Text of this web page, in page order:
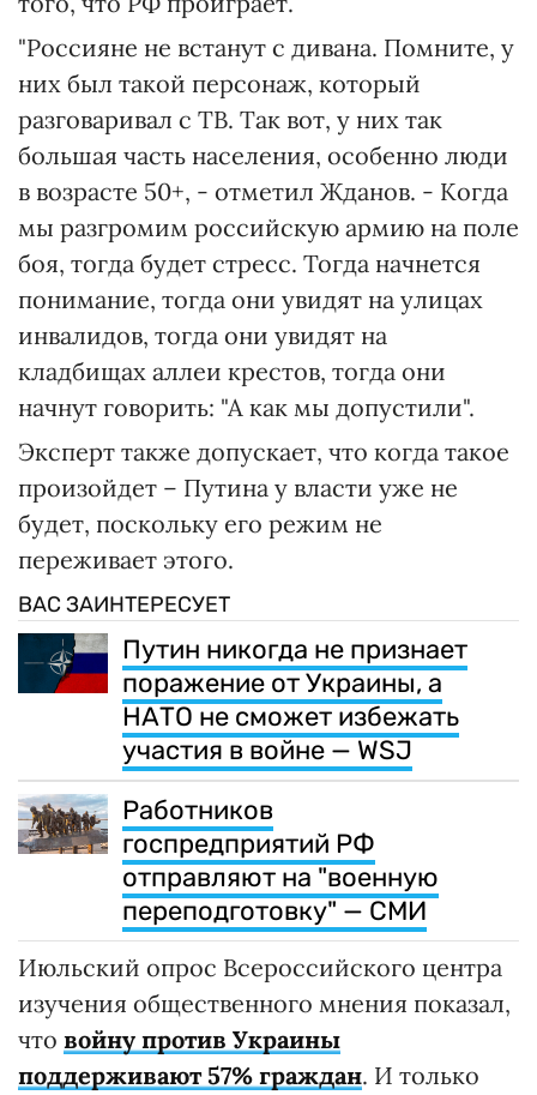
"Россияне не встанут с дивана. Помните, у
них был такой персонаж, который
разговаривал с ТВ. Так вот, у них так
большая часть населения, особенно люди
в возрасте 50+, - отметил Жданов. - Когда
мы разгромим российскую армию на поле
боя, тогда будет стресс. Тогда начнется
понимание, тогда они увидят на улицах
инвалидов, тогда они увидят на
кладбищах аллеи крестов, тогда они
начнут говорить: "А как мы допустили".
Эксперт также допускает, что когда такое
произойдет – Путина у власти уже не
будет, поскольку его режим не
переживает этого.
ВАС ЗАИНТЕРЕСУЕТ
Путин никогда не признает
поражение от Украины, а
НАТО не сможет избежать
участия в войне — WSJ
Работников
госпредприятий РФ
отправляют на "военную
переподготовку" — СМИ
Июльский опрос Всероссийского центра
изучения общественного мнения показал,
что войну против Украины
поддерживают 57% граждан. И только